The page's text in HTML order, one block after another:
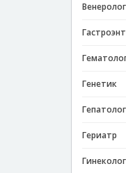
Венеролог
Генетик
Гепатолог
Гериатр
Гинеколог